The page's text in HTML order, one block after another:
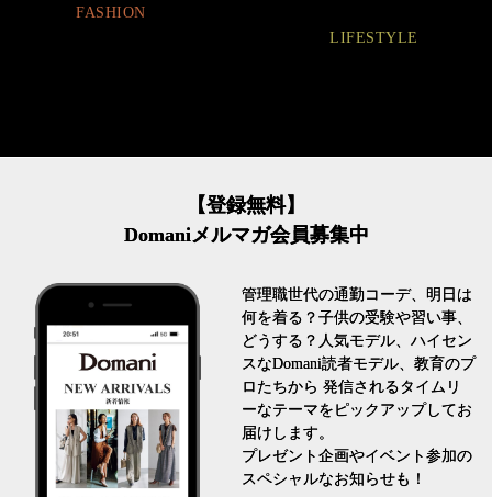
【登録無料】
Domaniメルマガ会員募集中
管理職世代の通勤コーデ、明日は
何を着る？子供の受験や習い事、
どうする？人気モデル、ハイセン
スなDomani読者モデル、教育のプ
ロたちから 発信されるタイムリ
ーなテーマをピックアップしてお
届けします。
プレゼント企画やイベント参加の
スペシャルなお知らせも！